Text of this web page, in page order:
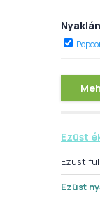
Ezüst
Ezüst
Ezüst